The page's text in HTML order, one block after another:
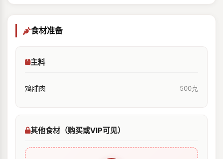
食材准备
主料
鸡脯肉 500克
其他食材（购买或VIP可见）